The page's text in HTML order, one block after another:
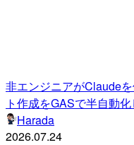
非エンジニアがClaude
ト作成をGASで半自動
Harada
2026.07.24